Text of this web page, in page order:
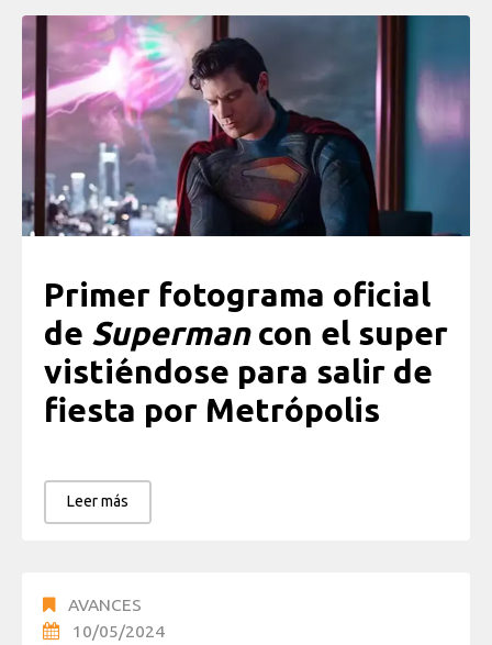
Primer fotograma oficial
de Supermancon el super
vistiéndose para salir de
fiesta por Metrópolis
Leer más
AVANCES
10/05/2024